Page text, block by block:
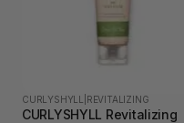
CURLYSHYLL REVITALIZING
CURLYSHYLL Revitalizing